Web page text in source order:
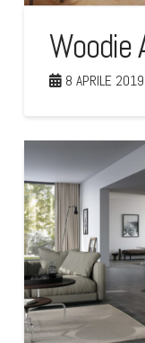
Woodie
8 APRILE 2019